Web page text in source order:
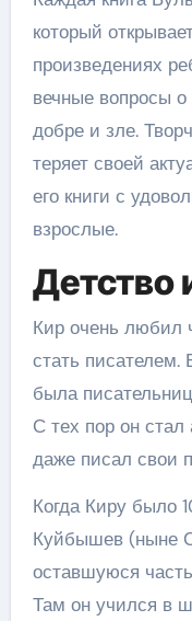
который
произведениях
вечные вопросы
добре и зле.
теряет своей
его книги с
взрослые.
Детство
Кир очень любил
стать писателем.
была
С тех пор он стал
даже писал свои
Когда Киру было
Куйбышев (ныне
оставшуюся
Там он учился в